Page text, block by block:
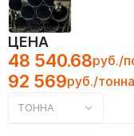
ЦЕНА
48 540.68руб./
92 569руб./тонна
ТОННА